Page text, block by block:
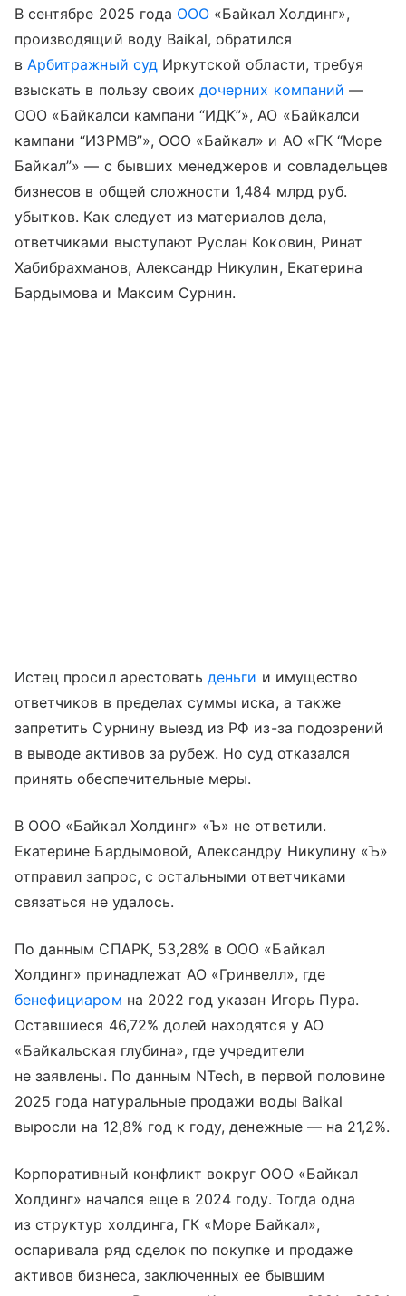
В сентябре 2025 года ООО «Байкал Холдинг»,
производящий воду Baikal, обратился
в Арбитражный судИркутской области, требуя
взыскать в пользу своихдочерних компаний —
ООО «Байкалси кампани “ИДК”», АО «Байкалси
кампани “ИЗРМВ”», ООО «Байкал» и АО «ГК “Море
Байкал”» — с бывших менеджеров и совладельцев
бизнесов в общей сложности 1,484 млрд руб.
убытков. Как следует из материалов дела,
ответчиками выступают Руслан Коковин, Ринат
Хабибрахманов, Александр Никулин, Екатерина
Бардымова и Максим Сурнин.
Истец просил арестоватьденьги и имущество
ответчиков в пределах суммы иска, а также
запретить Сурнину выезд из РФ из-за подозрений
в выводе активов за рубеж. Но суд отказался
принять обеспечительные меры.
В ООО «Байкал Холдинг» «Ъ» не ответили.
Екатерине Бардымовой, Александру Никулину «Ъ»
отправил запрос, с остальными ответчиками
связаться не удалось.
По данным СПАРК, 53,28% в ООО «Байкал
Холдинг» принадлежат АО «Гринвелл», где
бенефициаром на 2022 год указан Игорь Пура.
Оставшиеся 46,72% долей находятся у АО
«Байкальская глубина», где учредители
не заявлены. По данным NTech, в первой половине
2025 года натуральные продажи воды Baikal
выросли на 12,8% год к году, денежные — на 21,2%.
Корпоративный конфликт вокруг ООО «Байкал
Холдинг» начался еще в 2024 году. Тогда одна
из структур холдинга, ГК «Море Байкал»,
оспаривала ряд сделок по покупке и продаже
активов бизнеса, заключенных ее бывшим